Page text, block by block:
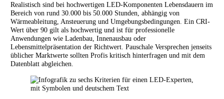
Realistisch sind bei hochwertigen LED-Komponenten Lebensdauern im
Bereich von rund 30.000 bis 50.000 Stunden, abhängig von
Wärmeableitung, Ansteuerung und Umgebungsbedingungen. Ein CRI-
Wert über 90 gilt als hochwertig und ist für professionelle
Anwendungen wie Ladenbau, Innenausbau oder
Lebensmittelpräsentation der Richtwert. Pauschale Versprechen jenseits
üblicher Marktwerte sollten Profis kritisch hinterfragen und mit dem
Datenblatt abgleichen.